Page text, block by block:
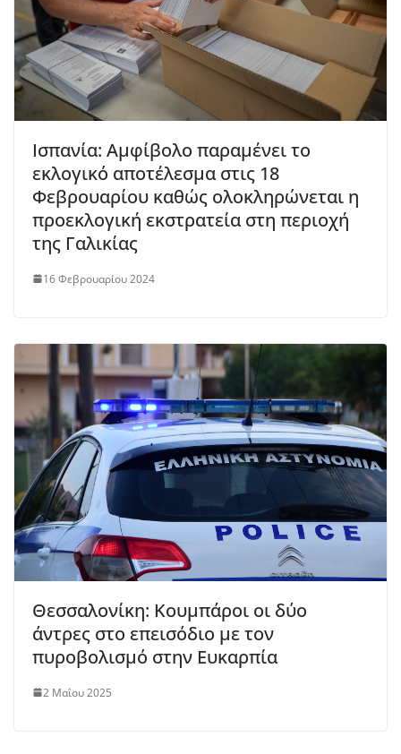
Ισπανία: Αμφίβολο παραμένει το
εκλογικό αποτέλεσμα στις 18
Φεβρουαρίου καθώς ολοκληρώνεται η
προεκλογική εκστρατεία στη περιοχή
της Γαλικίας
16 Φεβρουαρίου 2024
Θεσσαλονίκη: Κουμπάροι οι δύο
άντρες στο επεισόδιο με τον
πυροβολισμό στην Ευκαρπία
2 Μαΐου 2025